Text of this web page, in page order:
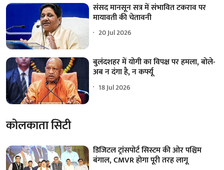
संसद मानसून सत्र में संभावित टकराव पर
मायावती की चेतावनी
20 Jul 2026
बुलंदशहर में योगी का विपक्ष पर हमला, बोले-
अब न दंगा है, न कर्फ्यू
18 Jul 2026
कोलकाता सिटी
डिजिटल ट्रांसपोर्ट सिस्टम की ओर पश्चिम
बंगाल, CMVR होगा पूरी तरह लागू